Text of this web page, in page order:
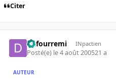
Citer
dufourremi INpactien
Posté(e) le 4 août 200521 a
AUTEUR